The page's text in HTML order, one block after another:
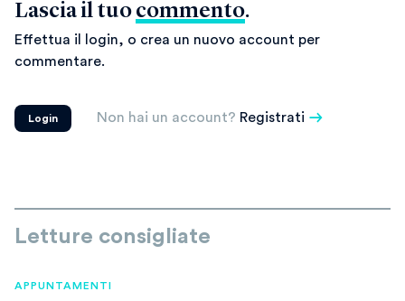
Lascia il tuo commento.
Effettua il login, o crea un nuovo account per
commentare.
Login Non hai un account? Registrati
Letture consigliate
APPUNTAMENTI